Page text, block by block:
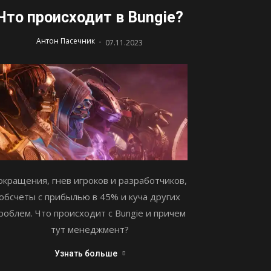
происходит в Bungie?
Антон Пасечник - 07.11.2023
гнев игроков и разработчиков,
с прибылью в 45% и куча других
Что происходит с Bungie и причем
тут менеджмент?
Узнать больше